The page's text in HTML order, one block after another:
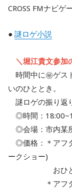
CROSS FMナビゲ
● 謎ロゲ小説
＼堀江貴文参加
時間中に㊙️ゲス
いのひととき。
謎ロゲの振り返
◎時間：
◎会場：市内某
◎価格：＊アフ
ークショー)
おひとり様
＊アフターパ